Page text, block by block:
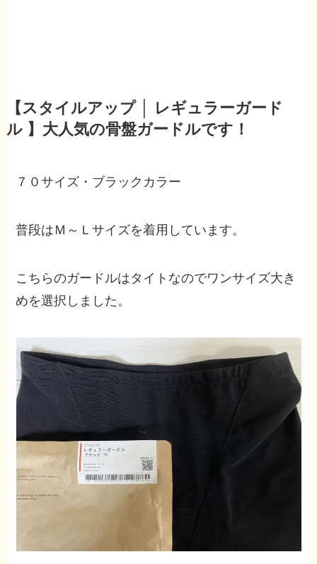
【スタイルアップ │ レギュラーガード
ル 】大人気の骨盤ガードルです！
７０サイズ・ブラックカラー
普段はＭ～Ｌサイズを着用しています。
こちらのガードルはタイトなのでワンサイズ大き
めを選択しました。